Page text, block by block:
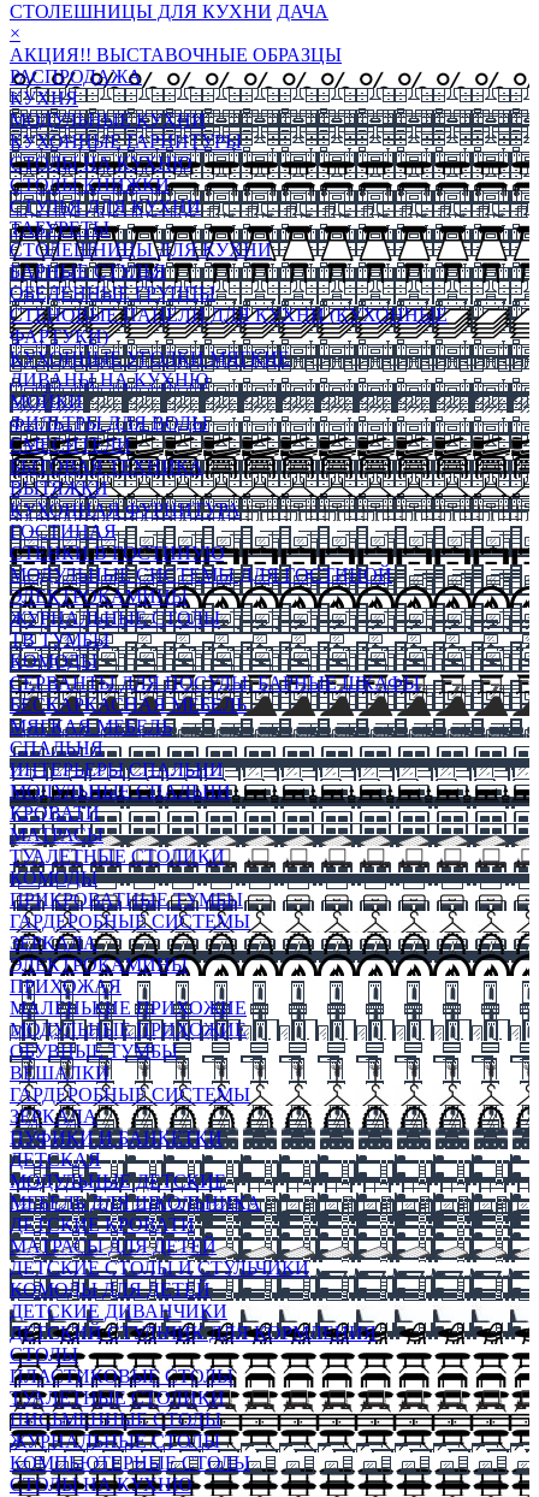
СТОЛЕШНИЦЫ ДЛЯ КУХНИ ДАЧА
×
АКЦИЯ!! ВЫСТАВОЧНЫЕ ОБРАЗЦЫ
РАСПРОДАЖА
КУХНЯ
МОДУЛЬНЫЕ КУХНИ
КУХОННЫЕ ГАРНИТУРЫ
СТОЛЫ НА КУХНЮ
СТОЛЫ КНИЖКИ
СТУЛЬЯ ДЛЯ КУХНИ
ТАБУРЕТЫ
СТОЛЕШНИЦЫ ДЛЯ КУХНИ
БАРНЫЕ СТУЛЬЯ
ОБЕДЕННЫЕ ГРУППЫ
СТЕНОВЫЕ ПАНЕЛИ ДЛЯ КУХНИ (КУХОННЫЕ
ФАРТУКИ)
КУХОННЫЕ УГОЛКИ МЯГКИЕ
ДИВАНЫ НА КУХНЮ
МОЙКИ
ФИЛЬТРЫ ДЛЯ ВОДЫ
СМЕСИТЕЛИ
БЫТОВАЯ ТЕХНИКА
ВЫТЯЖКИ
КУХОННАЯ ФУРНИТУРА
ГОСТИНАЯ
СТЕНКИ В ГОСТИНУЮ
МОДУЛЬНЫЕ СИСТЕМЫ ДЛЯ ГОСТИНОЙ
ЭЛЕКТРОКАМИНЫ
ЖУРНАЛЬНЫЕ СТОЛЫ
ТВ ТУМБЫ
КОМОДЫ
СЕРВАНТЫ ДЛЯ ПОСУДЫ, БАРНЫЕ ШКАФЫ
БЕСКАРКАСНАЯ МЕБЕЛЬ
МЯГКАЯ МЕБЕЛЬ
СПАЛЬНЯ
ИНТЕРЬЕРЫ СПАЛЬНИ
МОДУЛЬНЫЕ СПАЛЬНИ
КРОВАТИ
МАТРАСЫ
ТУАЛЕТНЫЕ СТОЛИКИ
КОМОДЫ
ПРИКРОВАТНЫЕ ТУМБЫ
ГАРДЕРОБНЫЕ СИСТЕМЫ
ЗЕРКАЛА
ЭЛЕКТРОКАМИНЫ
ПРИХОЖАЯ
МАЛЕНЬКИЕ ПРИХОЖИЕ
МОДУЛЬНЫЕ ПРИХОЖИЕ
ОБУВНЫЕ ТУМБЫ
ВЕШАЛКИ
ГАРДЕРОБНЫЕ СИСТЕМЫ
ЗЕРКАЛА
ПУФИКИ И БАНКЕТКИ
ДЕТСКАЯ
МОДУЛЬНЫЕ ДЕТСКИЕ
МЕБЕЛЬ ДЛЯ ШКОЛЬНИКА
ДЕТСКИЕ КРОВАТИ
МАТРАСЫ ДЛЯ ДЕТЕЙ
ДЕТСКИЕ СТОЛЫ И СТУЛЬЧИКИ
КОМОДЫ ДЛЯ ДЕТЕЙ
ДЕТСКИЕ ДИВАНЧИКИ
ДЕТСКИЙ СТУЛЬЧИК ДЛЯ КОРМЛЕНИЯ
СТОЛЫ
ПЛАСТИКОВЫЕ СТОЛЫ
ТУАЛЕТНЫЕ СТОЛИКИ
ПИСЬМЕННЫЕ СТОЛЫ
ЖУРНАЛЬНЫЕ СТОЛЫ
КОМПЬЮТЕРНЫЕ СТОЛЫ
СТОЛЫ НА КУХНЮ